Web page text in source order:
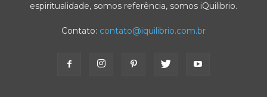
espiritualidade, somos referência, somos iQuilibrio.
Contato: contato@iquilibrio.com.br